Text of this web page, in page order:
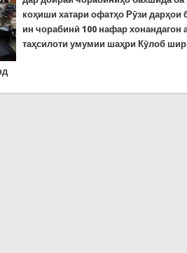
коҳиши хатари офатҳо Рӯзи дарҳои
ин чорабинӣ 100 нафар хонандагон
таҳсилоти умумии шаҳри Кӯлоб
дар Шуъбаи КҲФ дар шаҳри Кӯлоб